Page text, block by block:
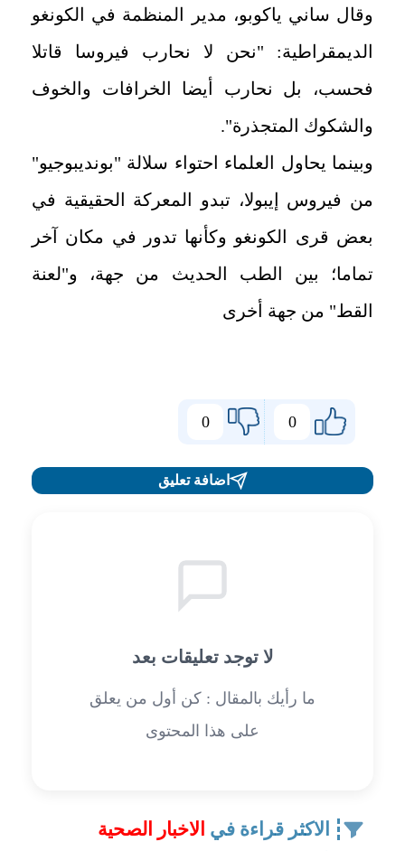
وقال ساني ياكوبو، مدير المنظمة في الكونغو
الديمقراطية: "نحن لا نحارب فيروسا قاتلا
فحسب، بل نحارب أيضا الخرافات والخوف
والشكوك المتجذرة".
وبينما يحاول العلماء احتواء سلالة "بونديبوجيو"
من فيروس إيبولا، تبدو المعركة الحقيقية في
بعض قرى الكونغو وكأنها تدور في مكان آخر
تماما؛ بين الطب الحديث من جهة، و"لعنة
القط" من جهة أخرى
0
0
اضافة تعليق
لا توجد تعليقات بعد
ما رأيك بالمقال : كن أول من يعلق
على هذا المحتوى
الاكثر قراءة في الاخبار الصحية